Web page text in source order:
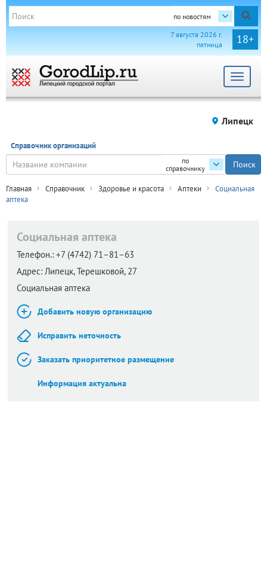
по новостям
18+
7 августа 2026 г.
пятница
Toggle
Липецк
Справочник организаций
по
справочнику
Главная Справочник Здоровье и красота Аптеки
Социальная
аптека
Социальная аптека
Телефон.: +7 (4742) 71–81–63
Адрес: Липецк,Терешковой, 27
Социальная аптека
Добавить новую организацию
Исправить неточность
Заказать приоритетное размещение
Информация актуальна